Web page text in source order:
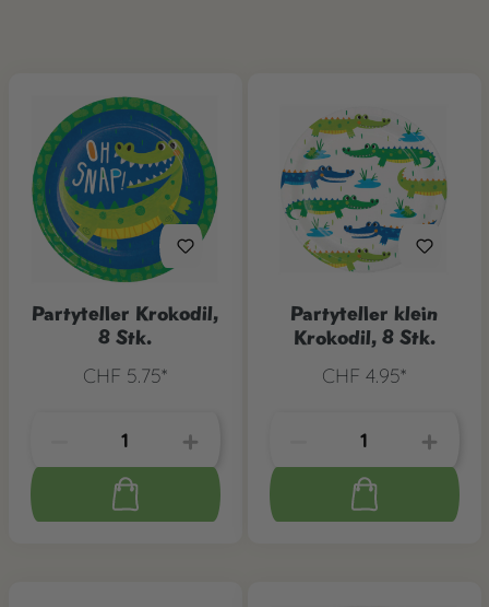
Partyteller Krokodil,
8 Stk.
CHF 5.75*
Partyteller klein
Krokodil, 8 Stk.
CHF 4.95*